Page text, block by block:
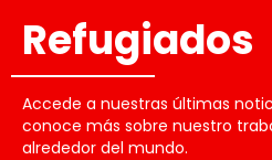
Refugiados
Accede a nuestras últimas
conoce más sobre nuestro
alrededor del mundo.